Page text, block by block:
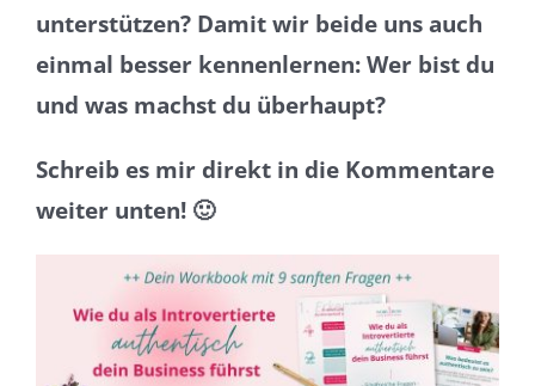
unterstützen? Damit wir beide uns auch
einmal besser kennenlernen: Wer bist du
und was machst du überhaupt?
Schreib es mir direkt in die Kommentare
weiter unten! 🙂